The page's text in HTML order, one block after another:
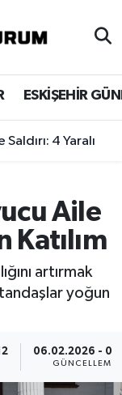
ESKİŞEHİR
4 Yaralı
Aile
Katılım
artırmak
yoğun
06.02.2026 -
GÜNCELLEME